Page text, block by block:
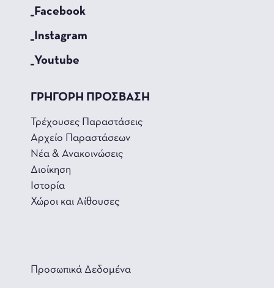
_Facebook
_Instagram
_Youtube
ΓΡΗΓΟΡΗ ΠΡΟΣΒΑΣΗ
Τρέχουσες Παραστάσεις
Αρχείο Παραστάσεων
Νέα & Ανακοινώσεις
Διοίκηση
Ιστορία
Χώροι και Αίθουσες
Προσωπικά Δεδομένα